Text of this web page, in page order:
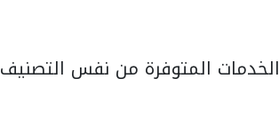
الخدمات المتوفرة من نفس التصنيف